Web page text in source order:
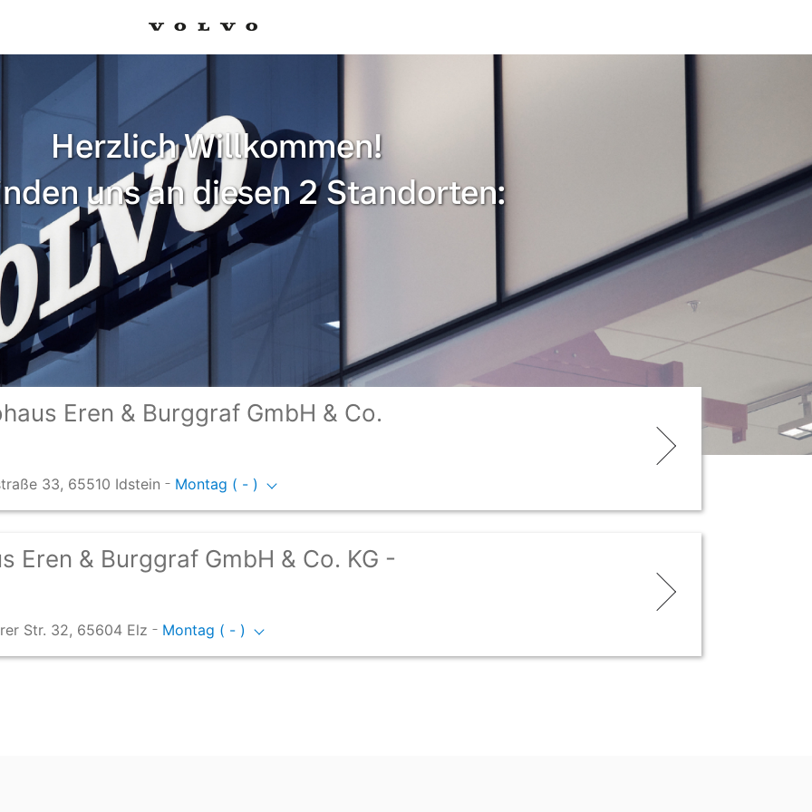
Herzlich Willkommen!
uns an diesen 2 Standorten:
Eren & Burggraf GmbH & Co.
33, 65510 Idstein - Montag ( - )
Eren & Burggraf GmbH & Co. KG -
Str. 32, 65604 Elz - Montag ( - )